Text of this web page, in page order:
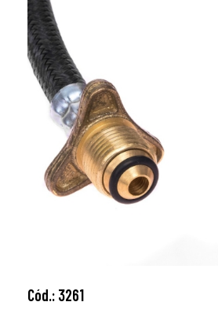
Cód.: 3261
Adicionar ao carrinho